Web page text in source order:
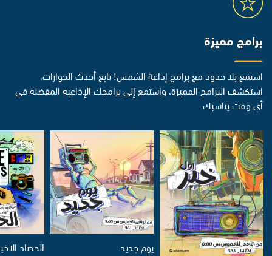
برامج مميزة
استمع بلا حدود مع برامج إذاعة الشمس! تابع أحدث الحوارات،
استكشف البرامج المميزة، واستمع إلى برامجك الإذاعية المفضلة في
أي وقت يناسبك.
يوم جديد
الحصاد